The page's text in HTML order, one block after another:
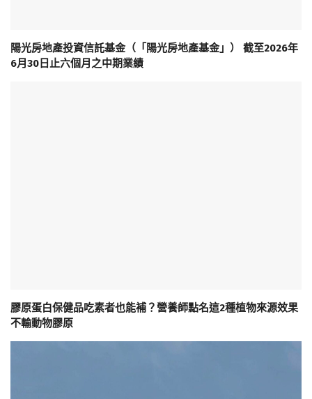
陽光房地產投資信託基金（「陽光房地產基金」） 截至2026年
6月30日止六個月之中期業績
膠原蛋白保健品吃素者也能補？營養師點名這2種植物來源效果
不輸動物膠原